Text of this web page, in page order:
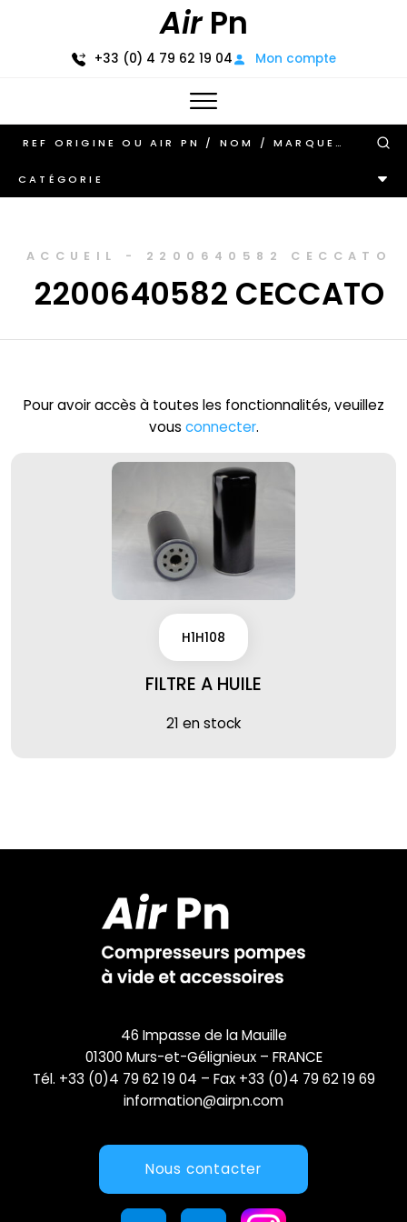
AirPn
+33 (0) 4 79 62 19 04 Mon compte
CATÉGORIE
ACCUEIL - 2200640582 CECCATO
2200640582 CECCATO
Pour avoir accès à toutes les fonctionnalités, veuillez
vous connecter.
H1H108
FILTRE A HUILE
21 en stock
46 Impasse de la Mauille
01300 Murs-et-Gélignieux – FRANCE
Tél. +33 (0)4 79 62 19 04 – Fax +33 (0)4 79 62 19 69
information@airpn.com
Nous contacter